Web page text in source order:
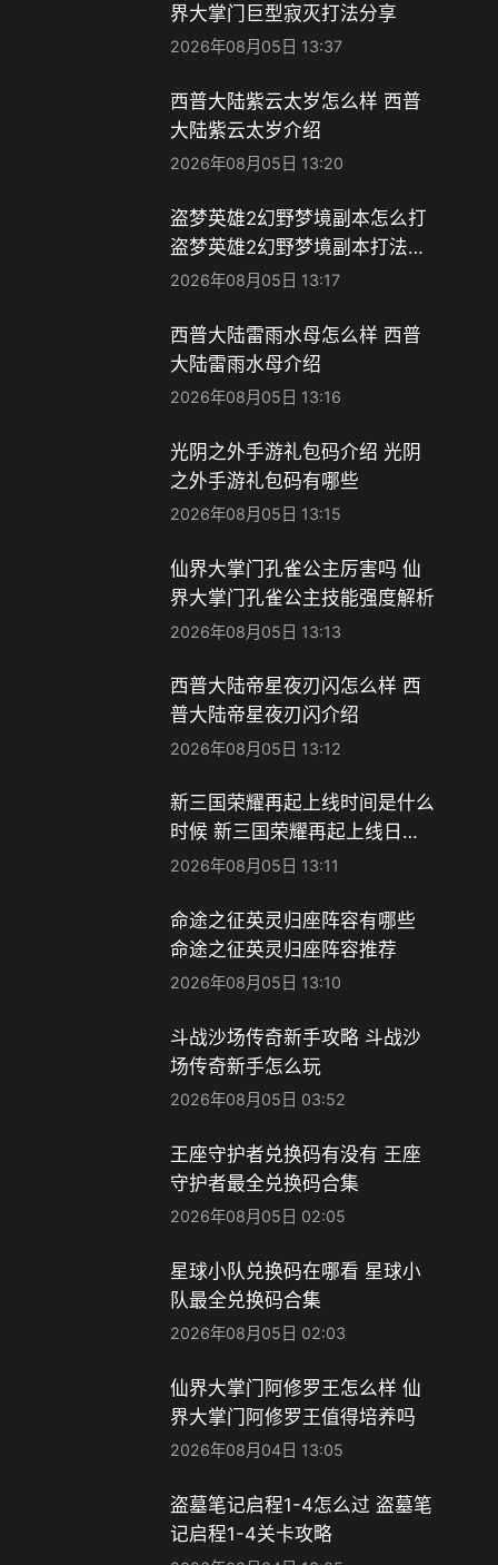
界大掌门巨型寂灭打法分享
2026年08月05日 13:37
西普大陆紫云太岁怎么样 西普
大陆紫云太岁介绍
2026年08月05日 13:20
盗梦英雄2幻野梦境副本怎么打
盗梦英雄2幻野梦境副本打法详
解
2026年08月05日 13:17
西普大陆雷雨水母怎么样 西普
大陆雷雨水母介绍
2026年08月05日 13:16
光阴之外手游礼包码介绍 光阴
之外手游礼包码有哪些
2026年08月05日 13:15
仙界大掌门孔雀公主厉害吗 仙
界大掌门孔雀公主技能强度解析
2026年08月05日 13:13
西普大陆帝星夜刃闪怎么样 西
普大陆帝星夜刃闪介绍
2026年08月05日 13:12
新三国荣耀再起上线时间是什么
时候 新三国荣耀再起上线日期
一览
2026年08月05日 13:11
命途之征英灵归座阵容有哪些
命途之征英灵归座阵容推荐
2026年08月05日 13:10
斗战沙场传奇新手攻略 斗战沙
场传奇新手怎么玩
2026年08月05日 03:52
王座守护者兑换码有没有 王座
守护者最全兑换码合集
2026年08月05日 02:05
星球小队兑换码在哪看 星球小
队最全兑换码合集
2026年08月05日 02:03
仙界大掌门阿修罗王怎么样 仙
界大掌门阿修罗王值得培养吗
2026年08月04日 13:05
盗墓笔记启程1-4怎么过 盗墓笔
记启程1-4关卡攻略